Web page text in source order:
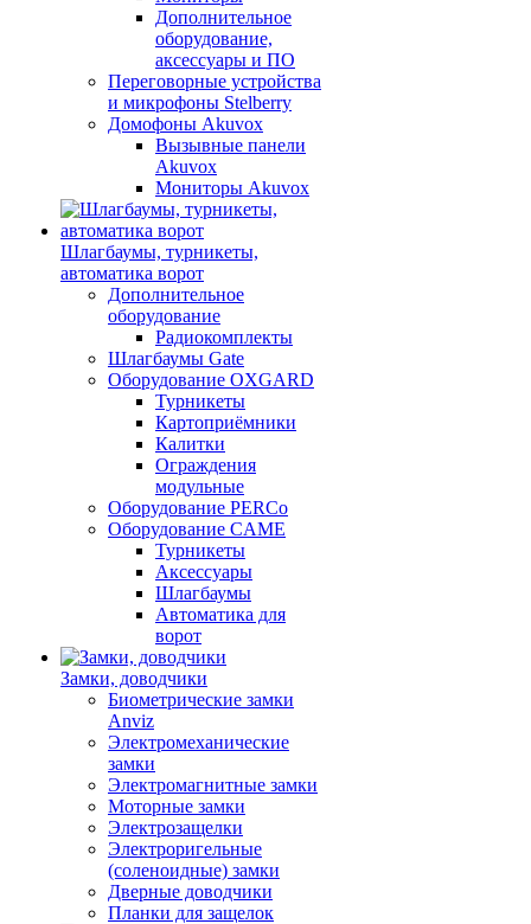
Дополнительное
оборудование,
аксессуары и ПО
Переговорные устройства
и микрофоны Stelberry
Домофоны Akuvox
Вызывные панели
Akuvox
Мониторы Akuvox
Шлагбаумы, турникеты,
автоматика ворот
Дополнительное
оборудование
Радиокомплекты
Шлагбаумы Gate
Оборудование OXGARD
Турникеты
Картоприёмники
Калитки
Ограждения
модульные
Оборудование PERCo
Оборудование CAME
Турникеты
Аксессуары
Шлагбаумы
Автоматика для
ворот
Замки, доводчики
Биометрические замки
Anviz
Электромеханические
замки
Электромагнитные замки
Моторные замки
Электрозащелки
Электроригельные
(cоленоидные) замки
Дверные доводчики
Планки для защелок